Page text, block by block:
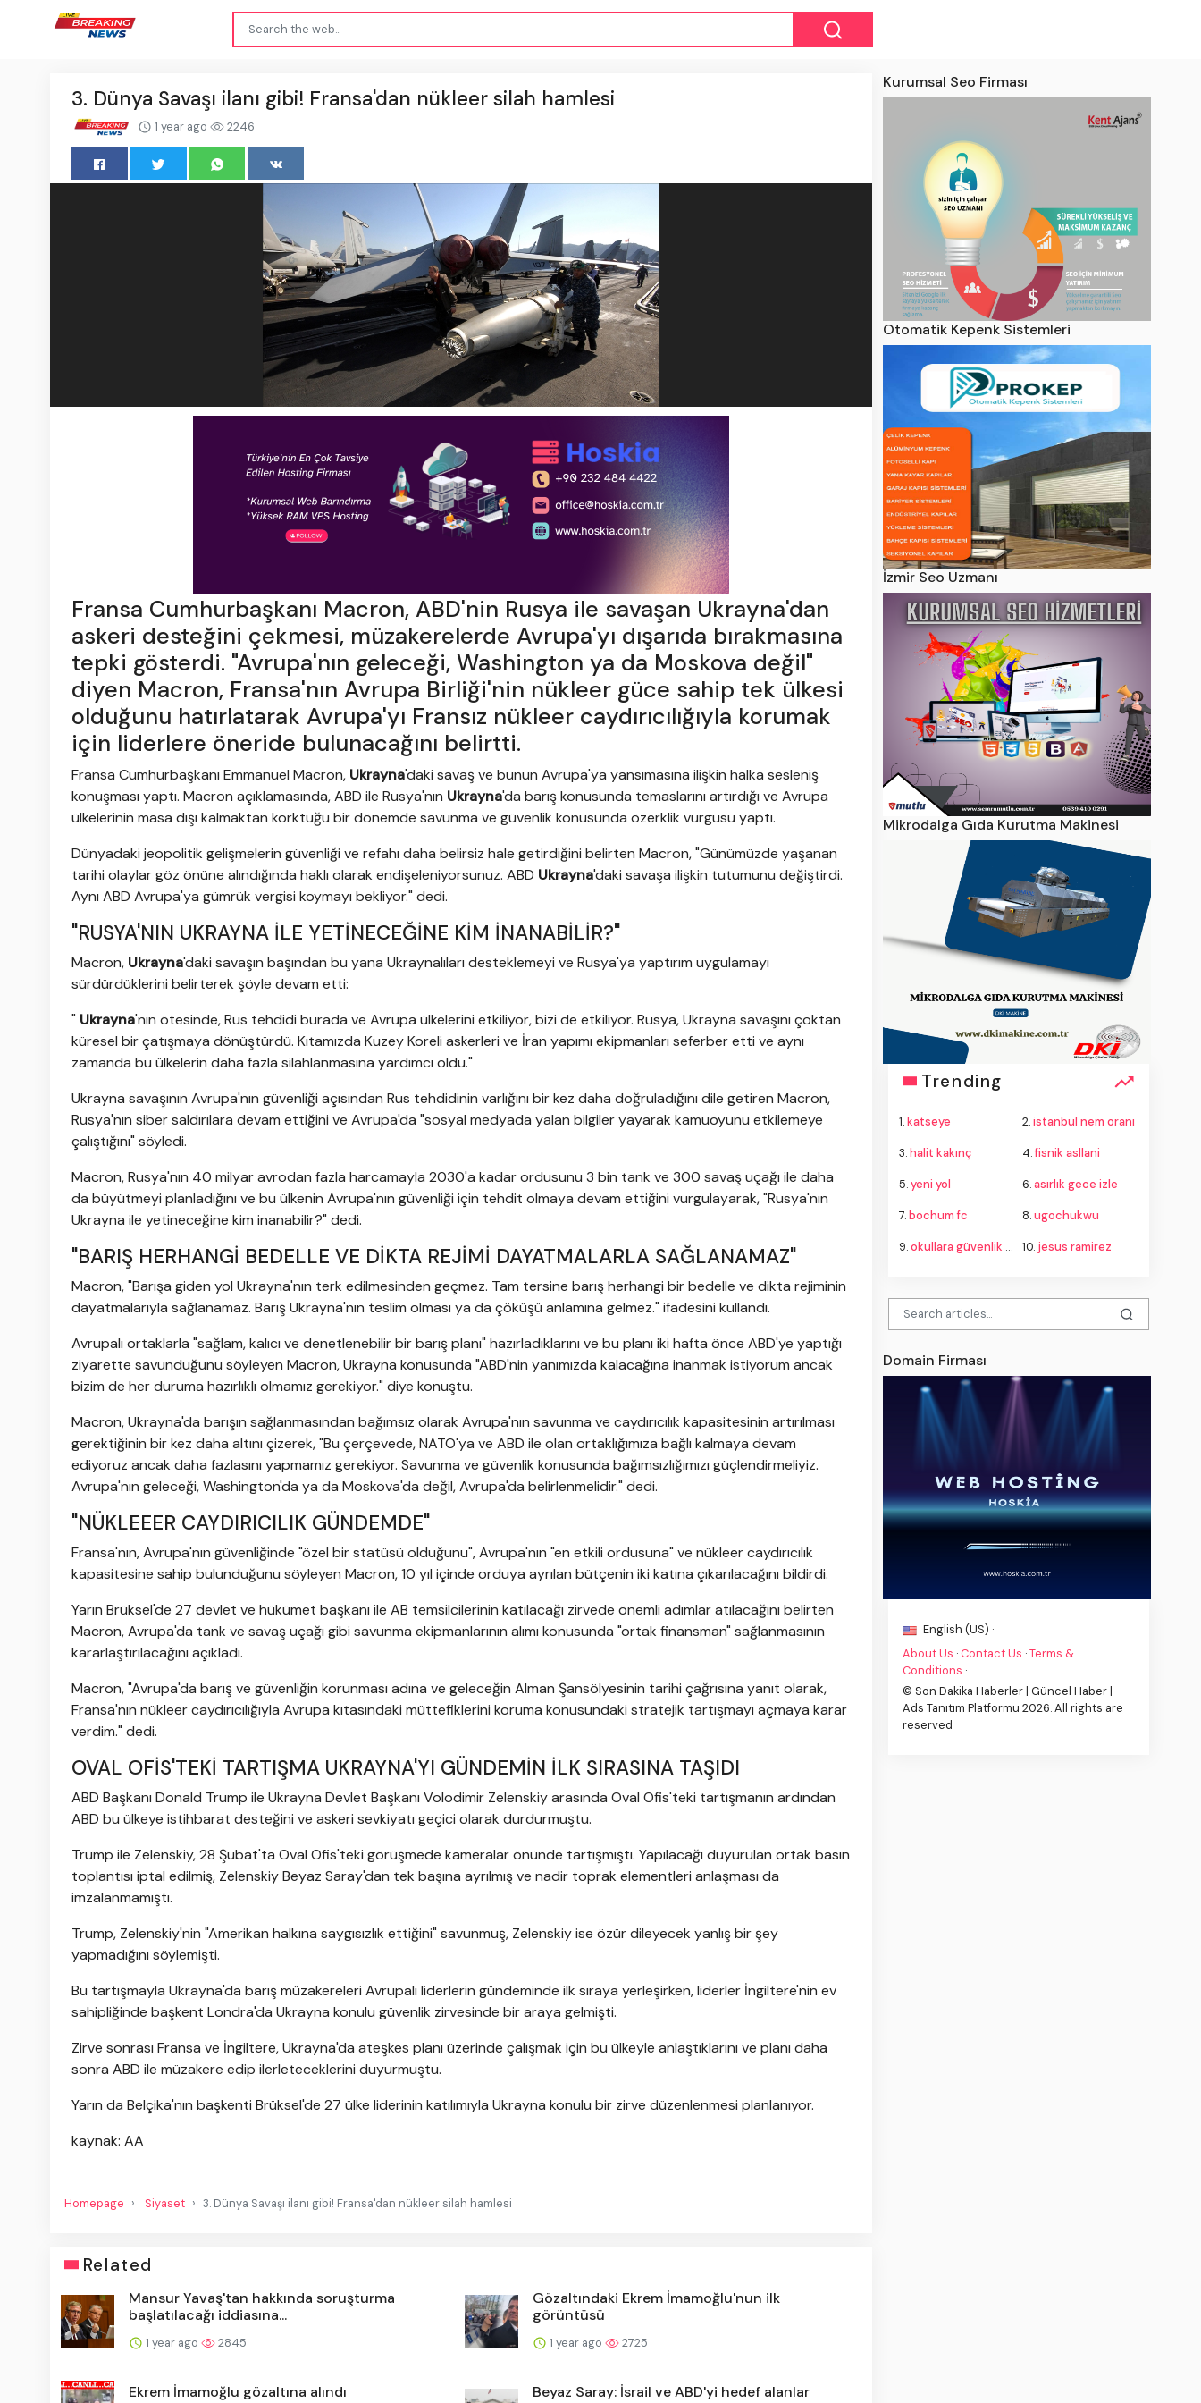
3. Dünya Savaşı ilanı gibi! Fransa'dan nükleer silah hamlesi
1 year ago 2246
Fransa Cumhurbaşkanı Macron, ABD'nin Rusya ile savaşan Ukrayna'dan
askeri desteğini çekmesi, müzakerelerde Avrupa'yı dışarıda bırakmasına
tepki gösterdi. "Avrupa'nın geleceği, Washington ya da Moskova değil"
diyen Macron, Fransa'nın Avrupa Birliği'nin nükleer güce sahip tek ülkesi
olduğunu hatırlatarak Avrupa'yı Fransız nükleer caydırıcılığıyla korumak
için liderlere öneride bulunacağını belirtti.
Fransa Cumhurbaşkanı Emmanuel Macron, Ukrayna'daki savaş ve bunun Avrupa'ya yansımasına ilişkin halka sesleniş
konuşması yaptı. Macron açıklamasında, ABD ile Rusya'nın Ukrayna'da barış konusunda temaslarını artırdığı ve Avrupa
ülkelerinin masa dışı kalmaktan korktuğu bir dönemde savunma ve güvenlik konusunda özerklik vurgusu yaptı.
Dünyadaki jeopolitik gelişmelerin güvenliği ve refahı daha belirsiz hale getirdiğini belirten Macron, "Günümüzde yaşanan
tarihi olaylar göz önüne alındığında haklı olarak endişeleniyorsunuz. ABD Ukrayna'daki savaşa ilişkin tutumunu değiştirdi.
Aynı ABD Avrupa'ya gümrük vergisi koymayı bekliyor." dedi.
"RUSYA'NIN UKRAYNA İLE YETİNECEĞİNE KİM İNANABİLİR?"
Macron, Ukrayna'daki savaşın başından bu yana Ukraynalıları desteklemeyi ve Rusya'ya yaptırım uygulamayı
sürdürdüklerini belirterek şöyle devam etti:
" Ukrayna'nın ötesinde, Rus tehdidi burada ve Avrupa ülkelerini etkiliyor, bizi de etkiliyor. Rusya, Ukrayna savaşını çoktan
küresel bir çatışmaya dönüştürdü. Kıtamızda Kuzey Koreli askerleri ve İran yapımı ekipmanları seferber etti ve aynı
zamanda bu ülkelerin daha fazla silahlanmasına yardımcı oldu."
Ukrayna savaşının Avrupa'nın güvenliği açısından Rus tehdidinin varlığını bir kez daha doğruladığını dile getiren Macron,
Rusya'nın siber saldırılara devam ettiğini ve Avrupa'da "sosyal medyada yalan bilgiler yayarak kamuoyunu etkilemeye
çalıştığını" söyledi.
Macron, Rusya'nın 40 milyar avrodan fazla harcamayla 2030'a kadar ordusunu 3 bin tank ve 300 savaş uçağı ile daha
da büyütmeyi planladığını ve bu ülkenin Avrupa'nın güvenliği için tehdit olmaya devam ettiğini vurgulayarak, "Rusya'nın
Ukrayna ile yetineceğine kim inanabilir?" dedi.
"BARIŞ HERHANGİ BEDELLE VE DİKTA REJİMİ DAYATMALARLA SAĞLANAMAZ"
Macron, "Barışa giden yol Ukrayna'nın terk edilmesinden geçmez. Tam tersine barış herhangi bir bedelle ve dikta rejiminin
dayatmalarıyla sağlanamaz. Barış Ukrayna'nın teslim olması ya da çöküşü anlamına gelmez." ifadesini kullandı.
Avrupalı ortaklarla "sağlam, kalıcı ve denetlenebilir bir barış planı" hazırladıklarını ve bu planı iki hafta önce ABD'ye yaptığı
ziyarette savunduğunu söyleyen Macron, Ukrayna konusunda "ABD'nin yanımızda kalacağına inanmak istiyorum ancak
bizim de her duruma hazırlıklı olmamız gerekiyor." diye konuştu.
Macron, Ukrayna'da barışın sağlanmasından bağımsız olarak Avrupa'nın savunma ve caydırıcılık kapasitesinin artırılması
gerektiğinin bir kez daha altını çizerek, "Bu çerçevede, NATO'ya ve ABD ile olan ortaklığımıza bağlı kalmaya devam
ediyoruz ancak daha fazlasını yapmamız gerekiyor. Savunma ve güvenlik konusunda bağımsızlığımızı güçlendirmeliyiz.
Avrupa'nın geleceği, Washington'da ya da Moskova'da değil, Avrupa'da belirlenmelidir." dedi.
"NÜKLEEER CAYDIRICILIK GÜNDEMDE"
Fransa'nın, Avrupa'nın güvenliğinde "özel bir statüsü olduğunu", Avrupa'nın "en etkili ordusuna" ve nükleer caydırıcılık
kapasitesine sahip bulunduğunu söyleyen Macron, 10 yıl içinde orduya ayrılan bütçenin iki katına çıkarılacağını bildirdi.
Yarın Brüksel'de 27 devlet ve hükümet başkanı ile AB temsilcilerinin katılacağı zirvede önemli adımlar atılacağını belirten
Macron, Avrupa'da tank ve savaş uçağı gibi savunma ekipmanlarının alımı konusunda "ortak finansman" sağlanmasının
kararlaştırılacağını açıkladı.
Macron, "Avrupa'da barış ve güvenliğin korunması adına ve geleceğin Alman Şansölyesinin tarihi çağrısına yanıt olarak,
Fransa'nın nükleer caydırıcılığıyla Avrupa kıtasındaki müttefiklerini koruma konusundaki stratejik tartışmayı açmaya karar
verdim." dedi.
OVAL OFİS'TEKİ TARTIŞMA UKRAYNA'YI GÜNDEMİN İLK SIRASINA TAŞIDI
ABD Başkanı Donald Trump ile Ukrayna Devlet Başkanı Volodimir Zelenskiy arasında Oval Ofis'teki tartışmanın ardından
ABD bu ülkeye istihbarat desteğini ve askeri sevkiyatı geçici olarak durdurmuştu.
Trump ile Zelenskiy, 28 Şubat'ta Oval Ofis'teki görüşmede kameralar önünde tartışmıştı. Yapılacağı duyurulan ortak basın
toplantısı iptal edilmiş, Zelenskiy Beyaz Saray'dan tek başına ayrılmış ve nadir toprak elementleri anlaşması da
imzalanmamıştı.
Trump, Zelenskiy'nin "Amerikan halkına saygısızlık ettiğini" savunmuş, Zelenskiy ise özür dileyecek yanlış bir şey
yapmadığını söylemişti.
Bu tartışmayla Ukrayna'da barış müzakereleri Avrupalı liderlerin gündeminde ilk sıraya yerleşirken, liderler İngiltere'nin ev
sahipliğinde başkent Londra'da Ukrayna konulu güvenlik zirvesinde bir araya gelmişti.
Zirve sonrası Fransa ve İngiltere, Ukrayna'da ateşkes planı üzerinde çalışmak için bu ülkeyle anlaştıklarını ve planı daha
sonra ABD ile müzakere edip ilerleteceklerini duyurmuştu.
Yarın da Belçika'nın başkenti Brüksel'de 27 ülke liderinin katılımıyla Ukrayna konulu bir zirve düzenlenmesi planlanıyor.
kaynak: AA
Homepage Siyaset 3. Dünya Savaşı ilanı gibi! Fransa'dan nükleer silah hamlesi
Related
Mansur Yavaş'tan hakkında soruşturma
başlatılacağı iddiasına...
1 year ago 2845
Gözaltındaki Ekrem İmamoğlu'nun ilk
görüntüsü
1 year ago 2725
Ekrem İmamoğlu gözaltına alındı
Beyaz Saray: İsrail ve ABD'yi hedef alanlar
Kurumsal Seo Firması
Otomatik Kepenk Sistemleri
İzmir Seo Uzmanı
Mikrodalga Gıda Kurutma Makinesi
Trending
1.katseye 2.istanbul nem oranı
3.halit kakınç 4.fisnik asllani
5.yeni yol 6.asırlık gece izle
7.bochum fc 8.ugochukwu
9.okullara güvenlik alımı ne zaman 10. jesus ramirez
Domain Firması
English (US) ·
About Us · Contact Us ·Terms &
Conditions ·
© Son Dakika Haberler | Güncel Haber |
Ads Tanıtım Platformu 2026. All rights are
reserved